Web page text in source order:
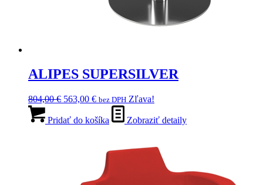
ALIPES SUPERSILVER
804,00€ Pôvodná
bola:
563,00 €Aktuálna
cena
je:
bez DPH Zľava!
Pridať do košíka Zobraziť detaily